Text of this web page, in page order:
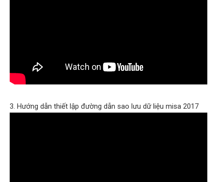
3. Hướng dẫn thiết lập đường dẫn sao lưu dữ liệu misa 2017